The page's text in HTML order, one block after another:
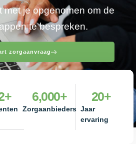
met je opgenomen om de
te bespreken.
zorgaanvraag
+
Zorgaanbieders
6,000+
Jaar
ervaring
20+